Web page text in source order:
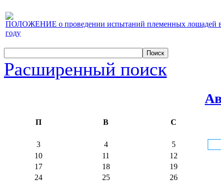
ПОЛОЖЕНИЕ о проведении испытаний племенных лошадей
году
Расширенный поиск
П В С
3 4
5
10
11
12
17
18
19
24
25
26